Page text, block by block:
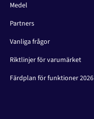
Medel
Partners
Vanliga frågor
Riktlinjer för varumärket
Färdplan för funktioner 2026